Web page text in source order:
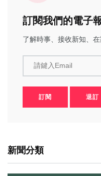
訂閱我們的電子
了解時事、接收新知、
請鍵入Email
訂閱 退訂
新聞分類